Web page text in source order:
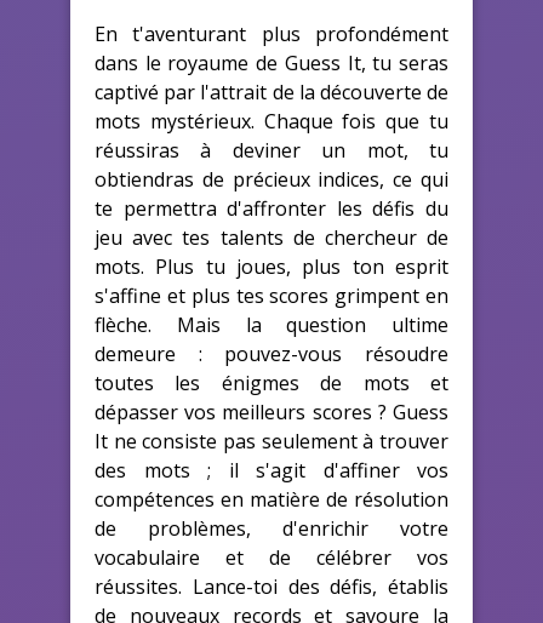
En t'aventurant plus profondément
dans le royaume de Guess It, tu seras
captivé par l'attrait de la découverte de
mots mystérieux. Chaque fois que tu
réussiras à deviner un mot, tu
obtiendras de précieux indices, ce qui
te permettra d'affronter les défis du
jeu avec tes talents de chercheur de
mots. Plus tu joues, plus ton esprit
s'affine et plus tes scores grimpent en
flèche. Mais la question ultime
demeure : pouvez-vous résoudre
toutes les énigmes de mots et
dépasser vos meilleurs scores ? Guess
It ne consiste pas seulement à trouver
des mots ; il s'agit d'affiner vos
compétences en matière de résolution
de problèmes, d'enrichir votre
vocabulaire et de célébrer vos
réussites. Lance-toi des défis, établis
de nouveaux records et savoure la